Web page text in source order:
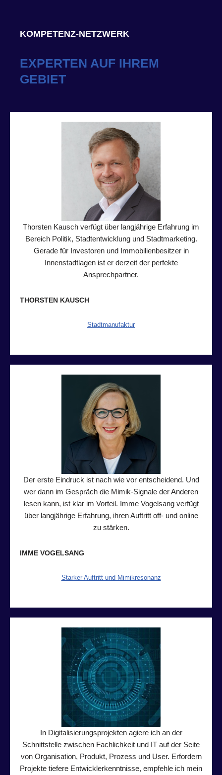
KOMPETENZ-NETZWERK
EXPERTEN AUF IHREM
GEBIET
Thorsten Kausch verfügt über langjährige Erfahrung im
Bereich Politik, Stadtentwicklung und Stadtmarketing.
Gerade für Investoren und Immobilienbesitzer in
Innenstadtlagen ist er derzeit der perfekte
Ansprechpartner.
THORSTEN KAUSCH
Stadtmanufaktur
Der erste Eindruck ist nach wie vor entscheidend. Und
wer dann im Gespräch die Mimik-Signale der Anderen
lesen kann, ist klar im Vorteil. Imme Vogelsang verfügt
über langjährige Erfahrung, ihren Auftritt off- und online
zu stärken.
IMME VOGELSANG
Starker Auftritt und Mimikresonanz
In Digitalisierungsprojekten agiere ich an der
Schnittstelle zwischen Fachlichkeit und IT auf der Seite
von Organisation, Produkt, Prozess und User. Erfordern
Projekte tiefere Entwicklerkenntnisse, empfehle ich mein